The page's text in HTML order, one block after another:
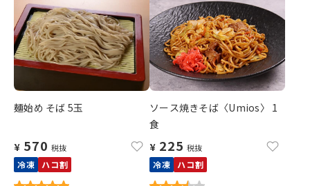
麺始め そば 5玉
¥ 570 税抜
冷凍 ハコ割
ソース焼きそば〈Umios〉 1
食
¥ 225 税抜
冷凍 ハコ割